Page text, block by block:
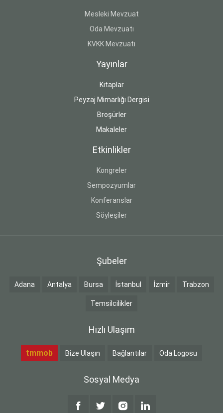
Mesleki Mevzuat
Oda Mevzuatı
KVKK Mevzuatı
Yayınlar
Kitaplar
Peyzaj Mimarlığı Dergisi
Broşürler
Makaleler
Etkinlikler
Kongreler
Sempozyumlar
Konferanslar
Söyleşiler
Şubeler
Adana Antalya Bursa İstanbul İzmir Trabzon
Temsilcilikler
Hızlı Ulaşım
tmmob Bize Ulaşın Bağlantılar Oda Logosu
Sosyal Medya